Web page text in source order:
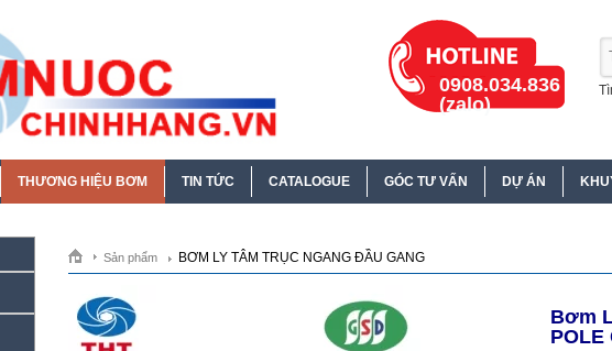
0908.034.836
(zalo)
THƯƠNG HIỆU BƠM TIN TỨC CATALOGUE GÓC TƯ VẤN DỰ ÁN
Sản phẩm BƠM LY TÂM TRỤC NGANG ĐẦU GANG
Bơm
POLE